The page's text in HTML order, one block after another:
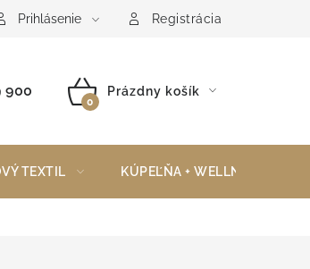
Vrátenie tovaru
Prihlásenie Registrácia
900
NÁKUPNÝ
Prázdny košík
TEXTIL KÚPEĽŇA + WELLNESS